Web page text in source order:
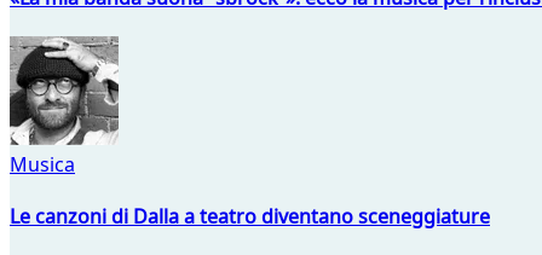
Musica
Le canzoni di Dalla a teatro diventano sceneggiature